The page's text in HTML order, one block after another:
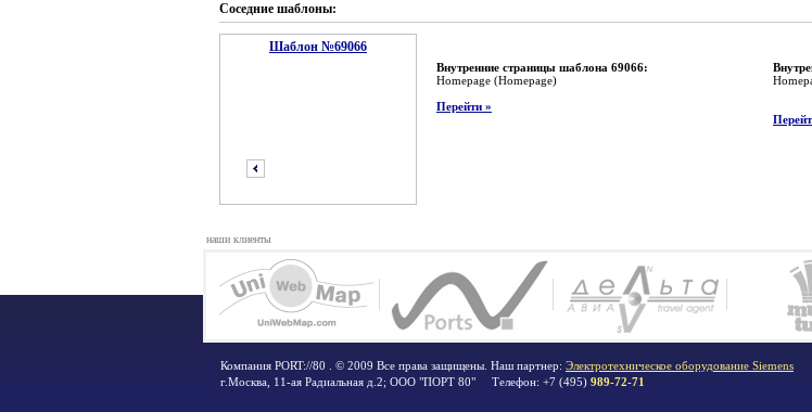
Соседние шаблоны:
Шаблон №69066
предыдущий
Внутренние страницы шаблона 69066:
Homepage (Homepage)
Перейти »
наши клиенты
Компания PORT://80 . © 2009 Все права защищены. Наш партнер: Электротехническое оборудование Siemens
г.Москва 11-ая Радиальная д.2; ООО "ПОРТ 80" Телефон: +7 (495) 989-72-71